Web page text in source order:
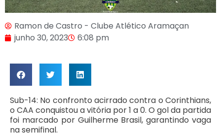
Ramon de Castro - Clube Atlético Aramaçan
junho 30, 2023
6:08 pm
Sub-14: No confronto acirrado contra o Corinthians,
o CAA conquistou a vitória por 1 a 0. O gol da partida
foi marcado por Guilherme Brasil, garantindo vaga
na semifinal.